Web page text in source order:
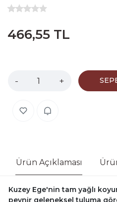
466,55 TL
- +
Ürün Açıklaması
Kuzey Ege'nin tam yağlı
peynir geleneksel tuluma